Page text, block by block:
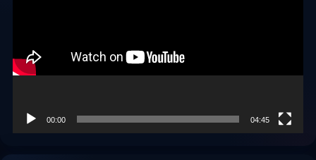
00:00 04:45